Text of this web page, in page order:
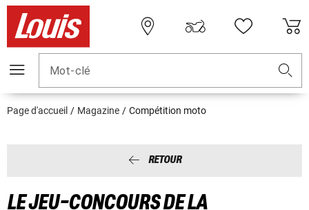
Mot-clé
Page d'accueil Magazine Compétition moto
RETOUR
LE JEU-CONCOURS DE LA